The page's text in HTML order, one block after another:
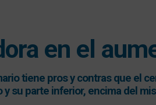
en el
tiene pros y contras que el
su parte inferior, encima del